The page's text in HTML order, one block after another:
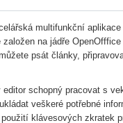
multifunkční
na jádře
psát články,
schopný pracovat s
veškeré potřebné
klávesových zkratek